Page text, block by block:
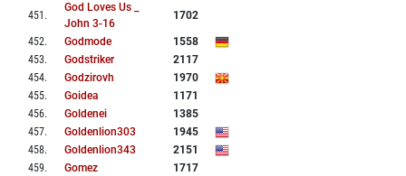
451 .
God Loves Us _
John 3-16
1702
452. Godmode
1558
453. Godstriker
2117
454. Godzirovh
1970
455. Goidea
1171
456. Goldenei
1385
457. Goldenlion303
1945
458. Goldenlion343
2151
459. Gomez
1717